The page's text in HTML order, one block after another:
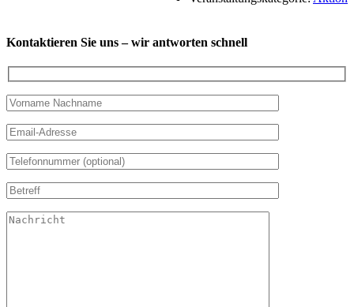
Kontaktieren Sie uns – wir antworten schnell